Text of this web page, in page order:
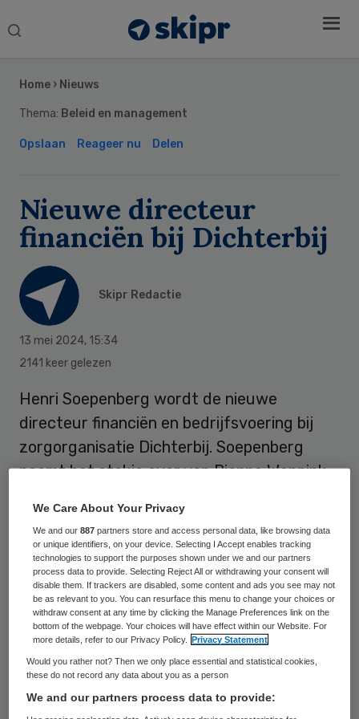
Search
Home › Nieuws
Thema: Beleid en management
Opslaan Reageer nu Delen
Nieuwe directeur
financiën bij Dichterbij
Skipr Redactie
13 mei 2024, 15:34
2141 keer gelezen
Henri Soepenberg wordt de nieuwe
directeur financiën en bedrijfsvoering bij
zorgorganisatie Dichterbij. Soepenberg
neemt het stokje over van Rianne Wennink,
Als directeur financiën en bedrijfsvoering
wordt hij verantwoordelijk voor onder
andere de afdelingen vastgoed, control,
financiële administratie en inkoop.
Soepenberg start op 17 juni.
Henri Soepenberg
Sidebar
We Care About Your Privacy
We and our887 partners store and access personal data, like browsing data
or unique identifiers, on your device. Selecting I Accept enables tracking
technologies to support the purposes shown under we and our partners
process data to provide. Selecting Reject All or withdrawing your consent will
disable them. If trackers are disabled, some content and ads you see may not
be as relevant to you. You can resurface this menu to change your choices or
withdraw consent at any time by clicking the Manage Preferences link on the
bottom of the webpage. Your choices will have effect within our Website. For
more details, refer to our Privacy Policy.
Privacy Statement
Would you rather not? Then we only place essential and statistical cookies,
these do not record any data about you as a person
We and our partners process data to provide: